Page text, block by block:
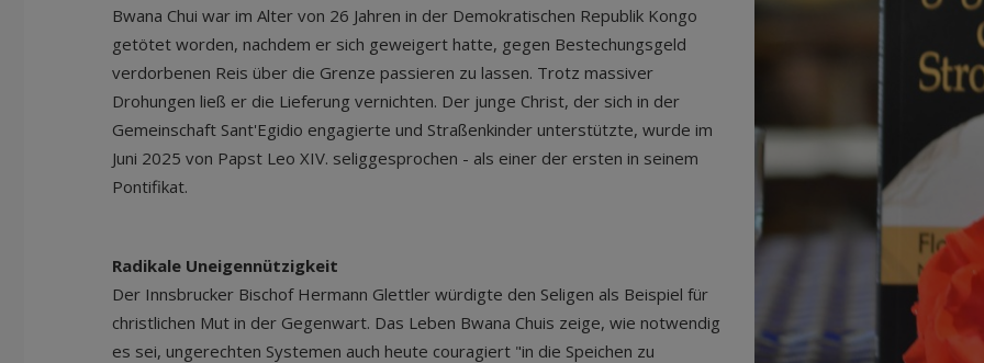
Bwana Chui war im Alter von 26 Jahren in der Demokratischen Republik Kongo
getötet worden, nachdem er sich geweigert hatte, gegen Bestechungsgeld
verdorbenen Reis über die Grenze passieren zu lassen. Trotz massiver
Drohungen ließ er die Lieferung vernichten. Der junge Christ, der sich in der
Gemeinschaft Sant'Egidio engagierte und Straßenkinder unterstützte, wurde im
Juni 2025 von Papst Leo XIV. seliggesprochen - als einer der ersten in seinem
Pontifikat.
Radikale Uneigennützigkeit
Der Innsbrucker Bischof Hermann Glettler würdigte den Seligen als Beispiel für
christlichen Mut in der Gegenwart. Das Leben Bwana Chuis zeige, wie notwendig
es sei, ungerechten Systemen auch heute couragiert "in die Speichen zu